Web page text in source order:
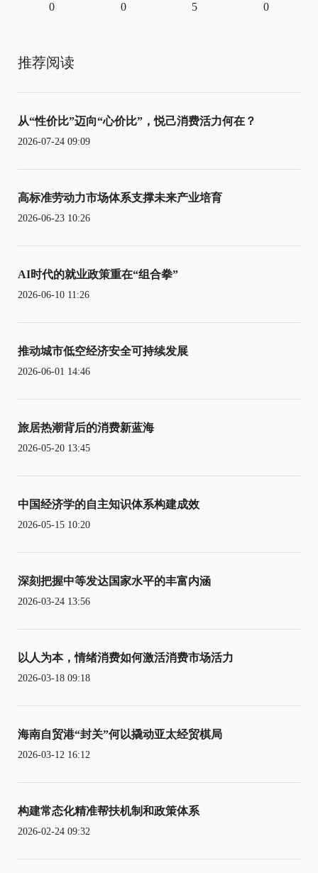
0 0 5 0
推荐阅读
从“性价比”迈向“心价比”，悦己消费活力何在？
2026-07-24 09:09
高标准劳动力市场体系支撑未来产业培育
2026-06-23 10:26
AI时代的就业政策重在“组合拳”
2026-06-10 11:26
推动城市低空经济安全可持续发展
2026-06-01 14:46
旅居热潮背后的消费新蓝海
2026-05-20 13:45
中国经济学的自主知识体系构建成效
2026-05-15 10:20
深刻把握中等发达国家水平的丰富内涵
2026-03-24 13:56
以人为本，情绪消费如何激活消费市场活力
2026-03-18 09:18
海南自贸港“封关”何以撬动亚太经贸棋局
2026-03-12 16:12
构建常态化精准帮扶机制和政策体系
2026-02-24 09:32